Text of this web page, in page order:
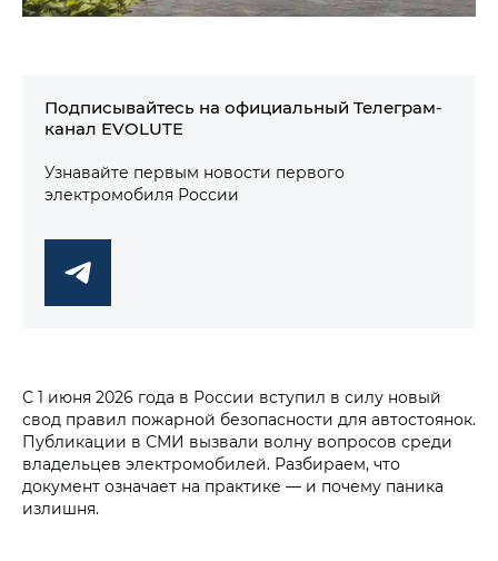
Подписывайтесь на официальный Телеграм-
канал EVOLUTE
Узнавайте первым новости первого
электромобиля России
С 1 июня 2026 года в России вступил в силу новый
свод правил пожарной безопасности для автостоянок.
Публикации в СМИ вызвали волну вопросов среди
владельцев электромобилей. Разбираем, что
документ означает на практике — и почему паника
излишня.